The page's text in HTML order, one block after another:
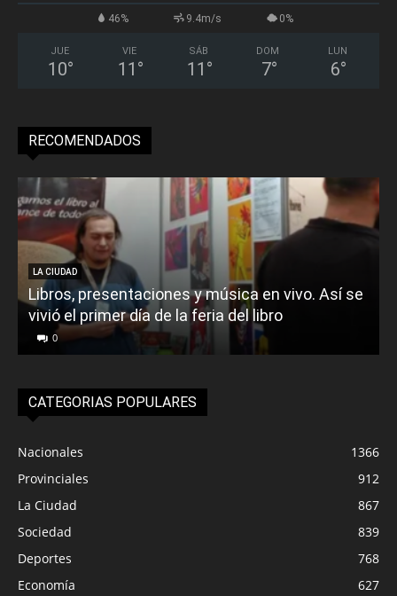
46% 9.4m/s 0%
JUE
10°
VIE
11 °
SÁB
11 °
DOM
7°
LUN
6°
RECOMENDADOS
LA CIUDAD
Libros, presentaciones y música en vivo. Así se
vivió el primer día de la feria del libro
0
CATEGORIAS POPULARES
Nacionales
1366
Provinciales
912
La Ciudad
867
Sociedad
839
Deportes
768
Economía
627